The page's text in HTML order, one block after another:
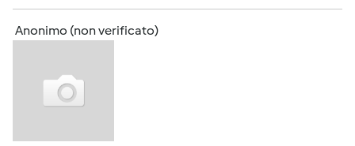
Anonimo (non verificato)